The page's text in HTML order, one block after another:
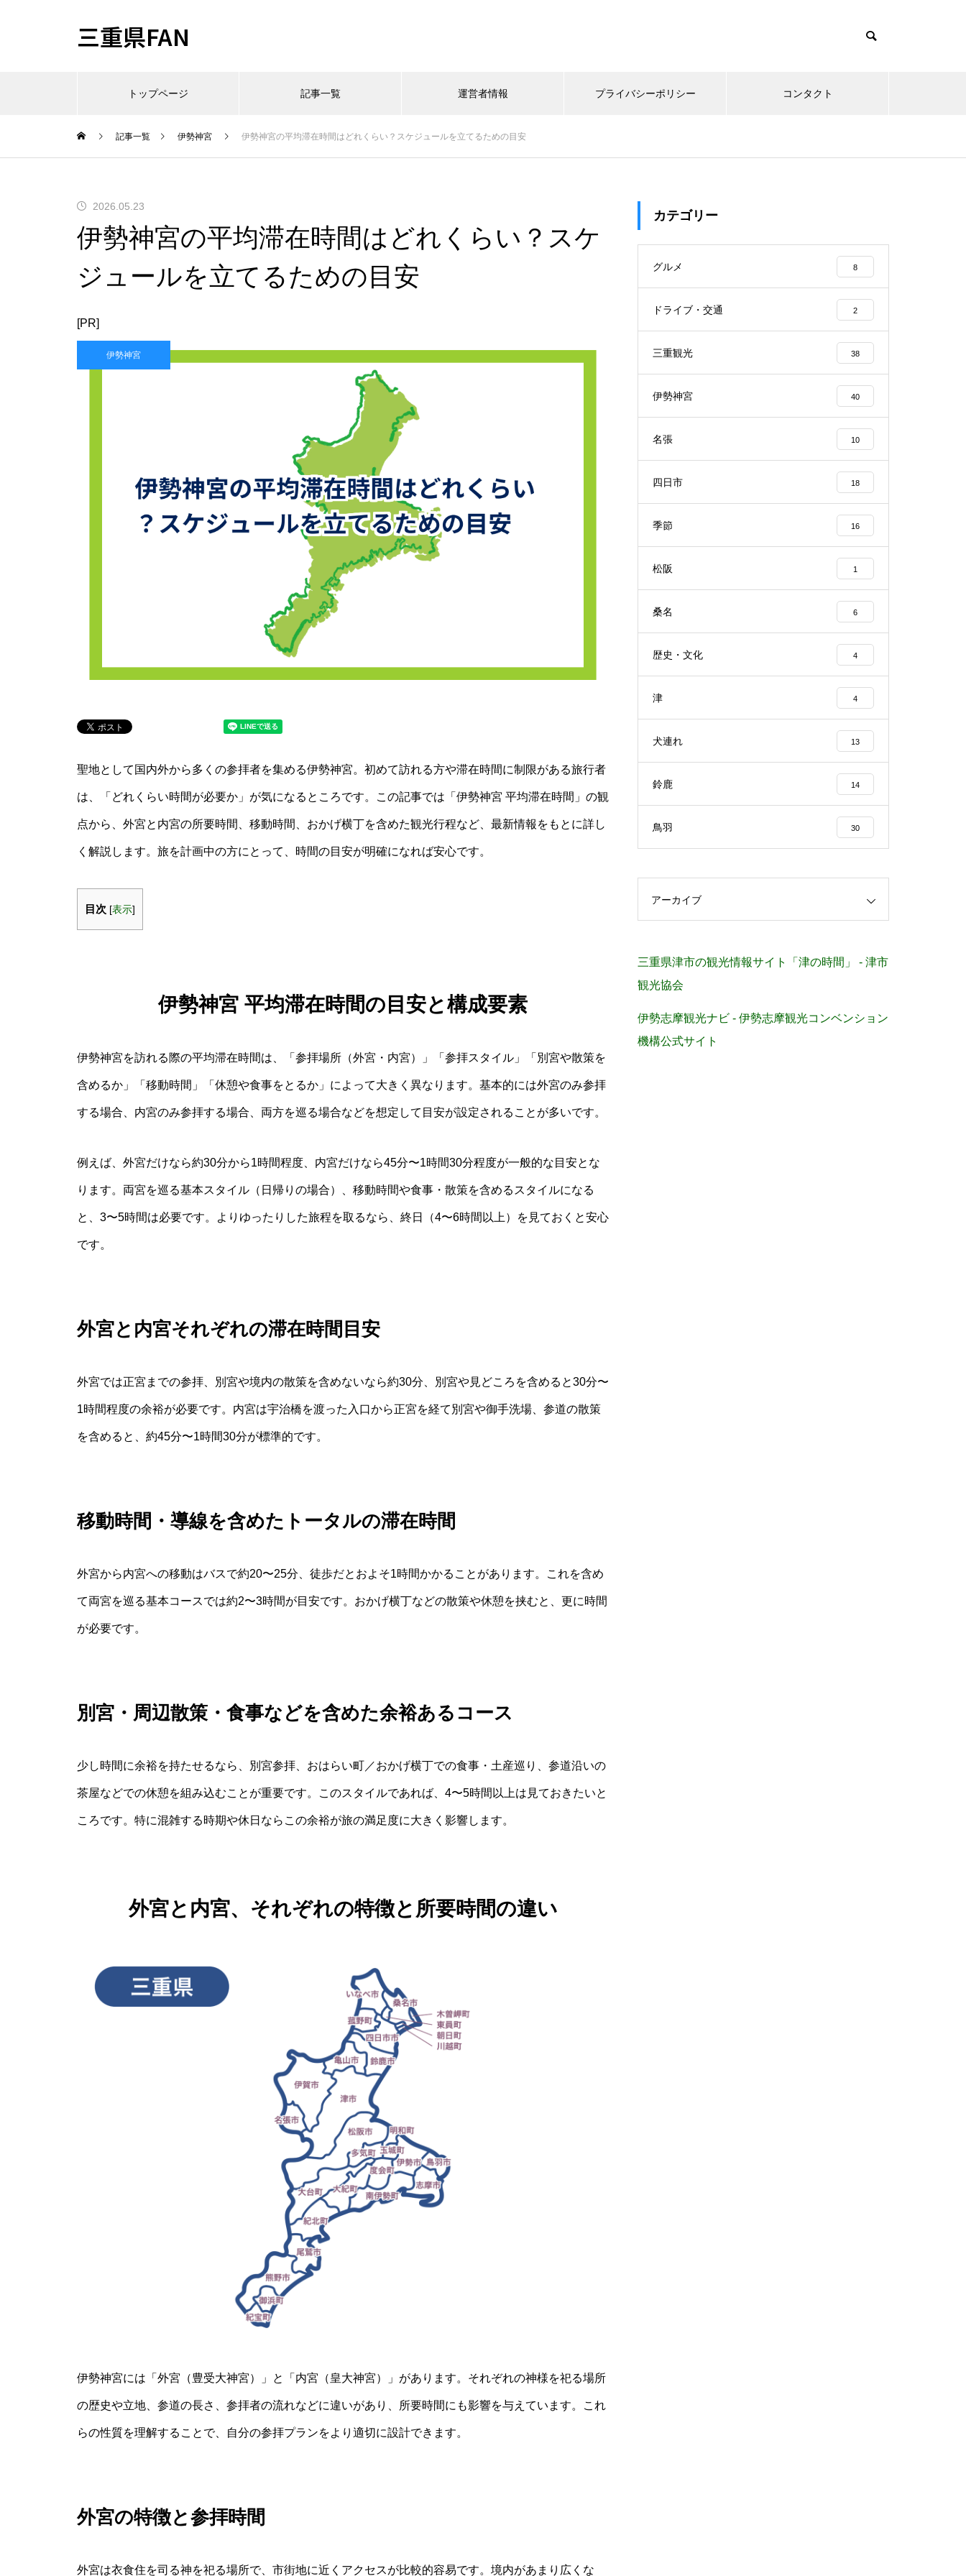
三重県FAN
トップページ 記事一覧 運営者情報 プライバシーポリシー コンタクト
記事一覧 伊勢神宮 伊勢神宮の平均滞在時間はどれくらい？スケジュールを立てるための目安
2026.05.23
伊勢神宮の平均滞在時間はどれくらい？スケ
ジュールを立てるための目安
[PR]
伊勢神宮
聖地として国内外から多くの参拝者を集める伊勢神宮。初めて訪れる方や滞在時間に制限がある旅行者
は、「どれくらい時間が必要か」が気になるところです。この記事では「伊勢神宮 平均滞在時間」の観
点から、外宮と内宮の所要時間、移動時間、おかげ横丁を含めた観光行程など、最新情報をもとに詳し
く解説します。旅を計画中の方にとって、時間の目安が明確になれば安心です。
目次 [表示]
伊勢神宮 平均滞在時間の目安と構成要素
伊勢神宮を訪れる際の平均滞在時間は、「参拝場所（外宮・内宮）」「参拝スタイル」「別宮や散策を
含めるか」「移動時間」「休憩や食事をとるか」によって大きく異なります。基本的には外宮のみ参拝
する場合、内宮のみ参拝する場合、両方を巡る場合などを想定して目安が設定されることが多いです。
例えば、外宮だけなら約30分から1時間程度、内宮だけなら45分〜1時間30分程度が一般的な目安とな
ります。両宮を巡る基本スタイル（日帰りの場合）、移動時間や食事・散策を含めるスタイルになる
と、3〜5時間は必要です。よりゆったりした旅程を取るなら、終日（4〜6時間以上）を見ておくと安心
です。
外宮と内宮それぞれの滞在時間目安
外宮では正宮までの参拝、別宮や境内の散策を含めないなら約30分、別宮や見どころを含めると30分〜
1時間程度の余裕が必要です。内宮は宇治橋を渡った入口から正宮を経て別宮や御手洗場、参道の散策
を含めると、約45分〜1時間30分が標準的です。
移動時間・導線を含めたトータルの滞在時間
外宮から内宮への移動はバスで約20〜25分、徒歩だとおよそ1時間かかることがあります。これを含め
て両宮を巡る基本コースでは約2〜3時間が目安です。おかげ横丁などの散策や休憩を挟むと、更に時間
が必要です。
別宮・周辺散策・食事などを含めた余裕あるコース
少し時間に余裕を持たせるなら、別宮参拝、おはらい町／おかげ横丁での食事・土産巡り、参道沿いの
茶屋などでの休憩を組み込むことが重要です。このスタイルであれば、4〜5時間以上は見ておきたいと
ころです。特に混雑する時期や休日ならこの余裕が旅の満足度に大きく影響します。
外宮と内宮、それぞれの特徴と所要時間の違い
伊勢神宮には「外宮（豊受大神宮）」と「内宮（皇大神宮）」があります。それぞれの神様を祀る場所
の歴史や立地、参道の長さ、参拝者の流れなどに違いがあり、所要時間にも影響を与えています。これ
らの性質を理解することで、自分の参拝プランをより適切に設計できます。
外宮の特徴と参拝時間
外宮は衣食住を司る神を祀る場所で、市街地に近くアクセスが比較的容易です。境内があまり広くな
カテゴリー
グルメ 8
ドライブ・交通 2
三重観光 38
伊勢神宮 40
名張 10
四日市 18
季節 16
松阪 1
桑名 6
歴史・文化 4
津 4
犬連れ 13
鈴鹿 14
鳥羽 30
アーカイブ
三重県津市の観光情報サイト「津の時間」 - 津市
観光協会
伊勢志摩観光ナビ - 伊勢志摩観光コンベンション
機構公式サイト